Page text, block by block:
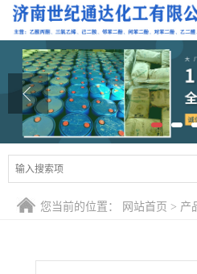
公司首页
公司介绍
公司动态
产品展厅
证书荣誉
您当前的位置： 网站首页 > 产